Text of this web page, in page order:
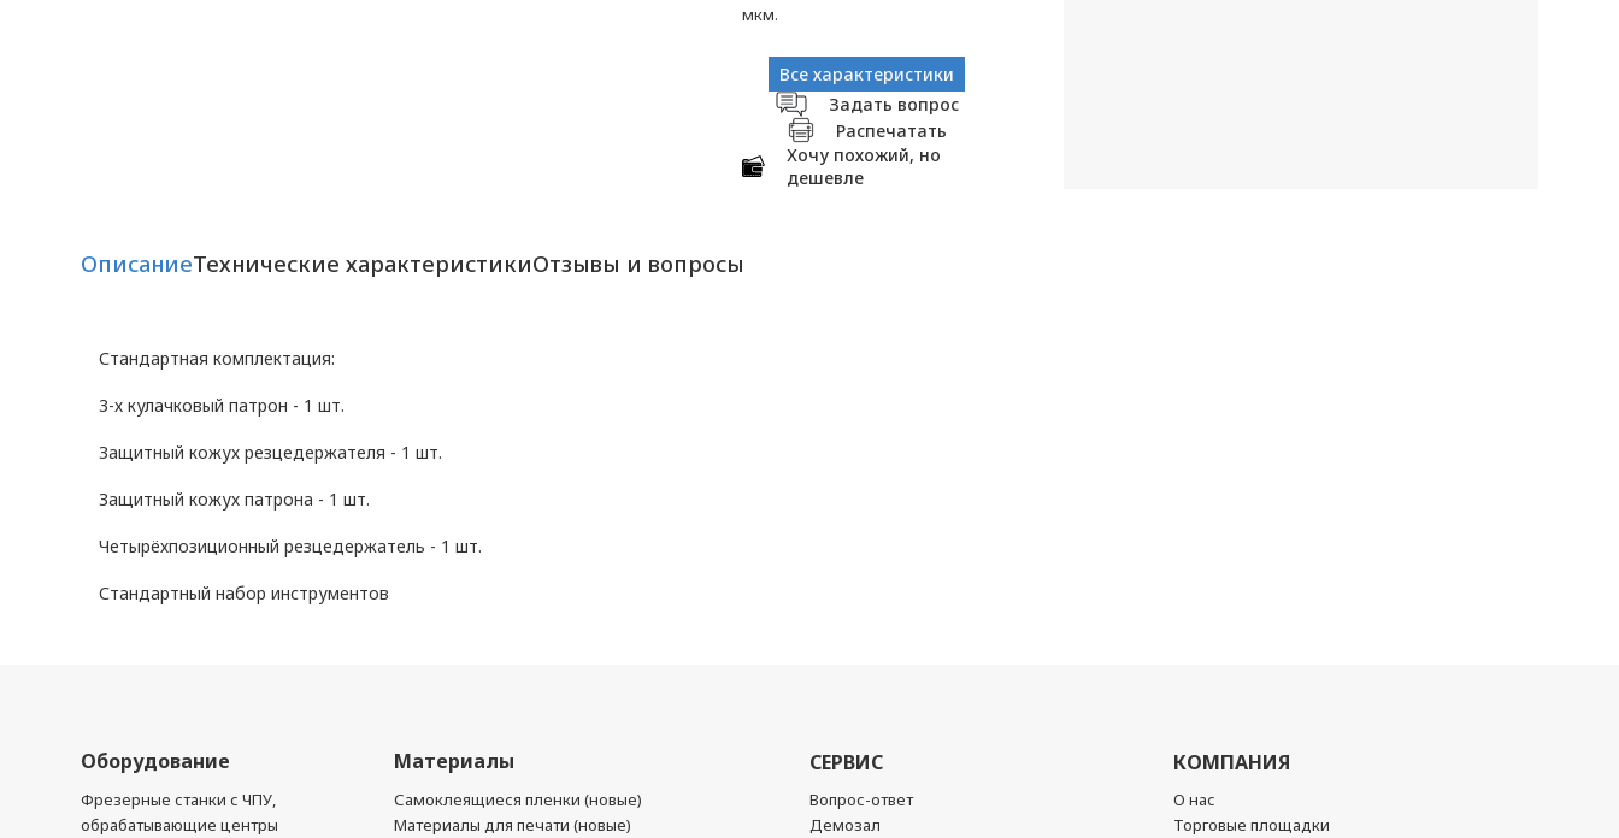
мкм.
Все характеристики
Задать вопрос
Распечатать
Хочу похожий, но
дешевле
ОписаниеТехнические характеристикиОтзывы и вопросы
Стандартная комплектация:
3-х кулачковый патрон - 1 шт.
Защитный кожух резцедержателя - 1 шт.
Защитный кожух патрона - 1 шт.
Четырёхпозиционный резцедержатель - 1 шт.
Стандартный набор инструментов
Оборудование
Фрезерные станки с ЧПУ,
обрабатывающие центры
Материалы
Самоклеящиеся пленки (новые)
Материалы для печати (новые)
СЕРВИС
Вопрос-ответ
Демозал
КОМПАНИЯ
О нас
Торговые площадки